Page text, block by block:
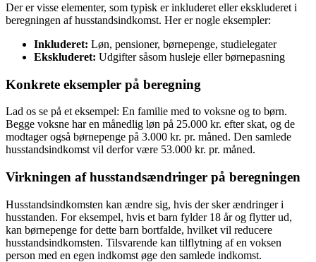
Der er visse elementer, som typisk er inkluderet eller ekskluderet i
beregningen af husstandsindkomst. Her er nogle eksempler:
Inkluderet: Løn, pensioner, børnepenge, studielegater
Ekskluderet: Udgifter såsom husleje eller børnepasning
Konkrete eksempler på beregning
Lad os se på et eksempel: En familie med to voksne og to børn.
Begge voksne har en månedlig løn på 25.000 kr. efter skat, og de
modtager også børnepenge på 3.000 kr. pr. måned. Den samlede
husstandsindkomst vil derfor være 53.000 kr. pr. måned.
Virkningen af husstandsændringer på beregningen
Husstandsindkomsten kan ændre sig, hvis der sker ændringer i
husstanden. For eksempel, hvis et barn fylder 18 år og flytter ud,
kan børnepenge for dette barn bortfalde, hvilket vil reducere
husstandsindkomsten. Tilsvarende kan tilflytning af en voksen
person med en egen indkomst øge den samlede indkomst.